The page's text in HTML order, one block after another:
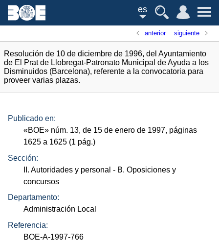
es
anterior siguiente
Resolución de 10 de diciembre de 1996, del Ayuntamiento
de El Prat de Llobregat-Patronato Municipal de Ayuda a los
Disminuidos (Barcelona), referente a la convocatoria para
proveer varias plazas.
Publicado en:
«BOE» núm. 13, de 15 de enero de 1997, páginas
1625 a 1625 (1 pág.)
Sección:
II. Autoridades y personal - B. Oposiciones y
concursos
Departamento:
Administración Local
Referencia:
BOE-A-1997-766